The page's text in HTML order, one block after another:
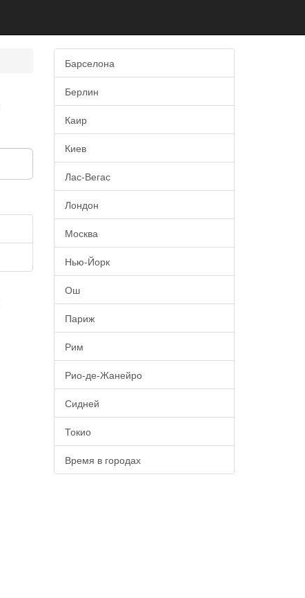
Барселона
Берлин
Каир
Киев
Лас-Вегас
Лондон
Москва
Нью-Йорк
Ош
Париж
Рим
Рио-де-Жанейро
Сидней
Токио
Время в городах